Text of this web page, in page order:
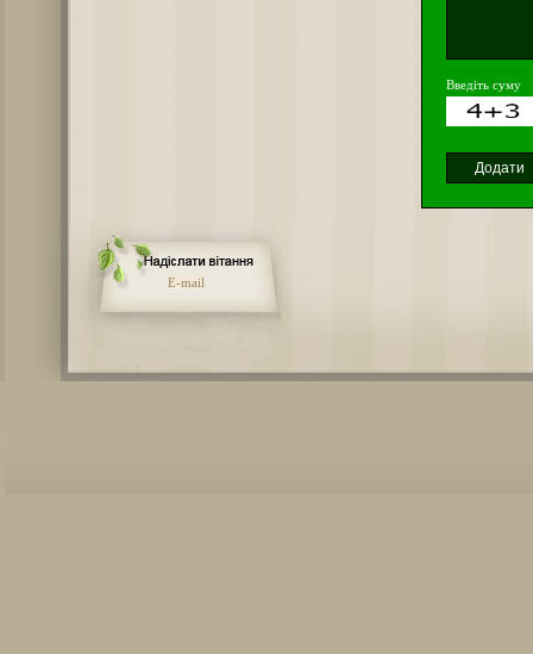
Введіть суму
E-mail